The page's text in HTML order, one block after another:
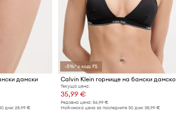
дамски
дни: 28,99 €
-5%* с код: FS
Calvin Klein горнище на бански дамско
Текуща цена:
35,99 €
Редовна цена: 56,99 €
Най-ниска цена за последните 30 дни: 38,99 €